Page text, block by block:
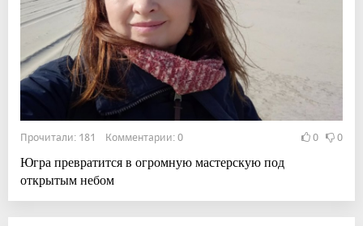
Прочитали: 181 Комментарии: 0 0 0
Югра превратится в огромную мастерскую под
открытым небом